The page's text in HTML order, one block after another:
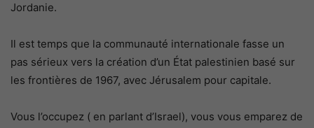
Jordanie.
Il est temps que la communauté internationale fasse un
pas sérieux vers la création d’un État palestinien basé sur
les frontières de 1967, avec Jérusalem pour capitale.
Vous l’occupez ( en parlant d’Israel), vous vous emparez de